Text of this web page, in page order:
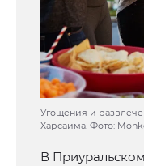
Угощения и
Харсаима. Фото:
В